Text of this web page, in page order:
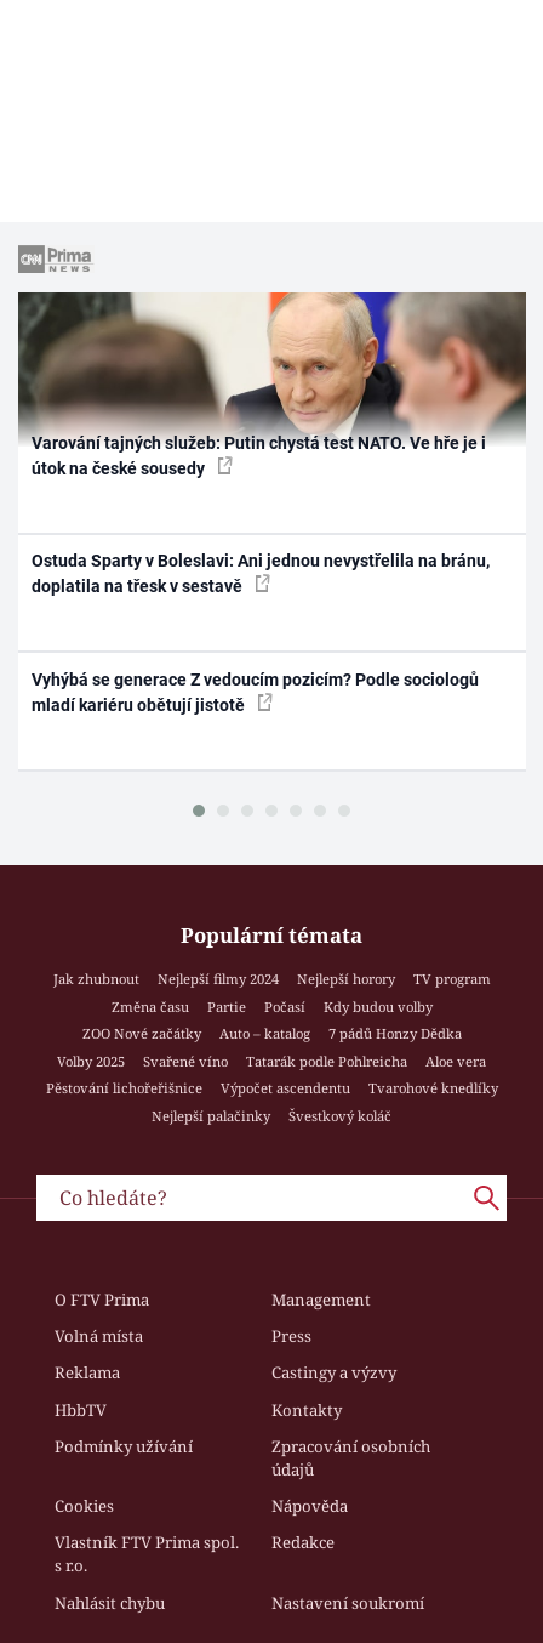
Varování tajných služeb: Putin chystá test NATO. Ve hře je i
útok na české sousedy
Ostuda Sparty v Boleslavi: Ani jednou nevystřelila na bránu,
doplatila na třesk v sestavě
Vyhýbá se generace Z vedoucím pozicím? Podle sociologů
mladí kariéru obětují jistotě
Populární témata
Jak zhubnout Nejlepší filmy 2024 Nejlepší horory
TV program
Změna času
Partie Počasí
Kdy budou volby
ZOO Nové začátky
Auto – katalog
7 pádů Honzy Dědka
Volby 2025
Svařené víno Tatarák podle Pohlreicha
Aloe vera
Pěstování lichořeřišnice
Výpočet ascendentu
Tvarohové knedlíky
Nejlepší palačinky
Švestkový koláč
O FTV Prima
Management
Volná místa
Press
Reklama
Castingy a výzvy
HbbTV
Kontakty
Podmínky užívání
Zpracování osobních
údajů
Cookies
Nápověda
Vlastník FTV Prima spol.
s r.o.
Redakce
Nahlásit chybu Nastavení soukromí